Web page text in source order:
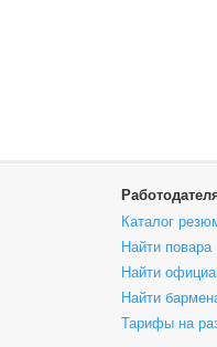
Каталог
Найти повара
Найти
Найти
Тарифы на